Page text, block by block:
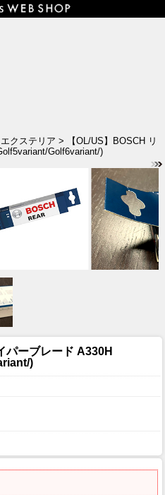
クステリア > 【OL/US】BOSCH リ
Golf6variant/)
パーブレード A330H
)